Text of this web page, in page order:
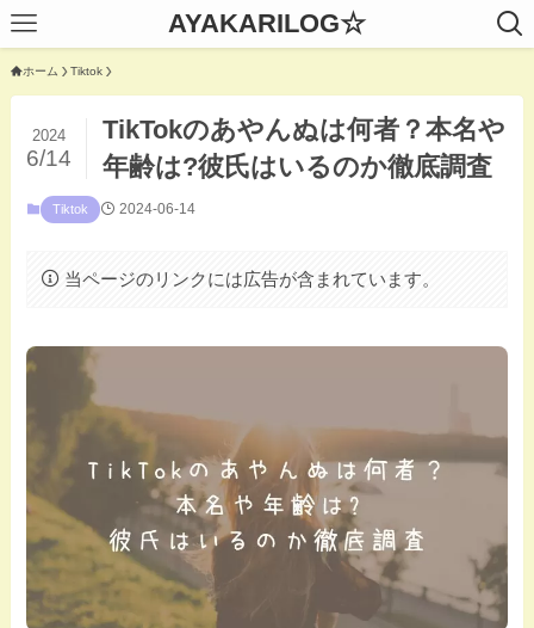
AYAKARILOG☆
ホーム Tiktok
TikTokのあやんぬは何者？本名や
年齢は?彼氏はいるのか徹底調査
2024
6/14
Tiktok 2024-06-14
当ページのリンクには広告が含まれています。